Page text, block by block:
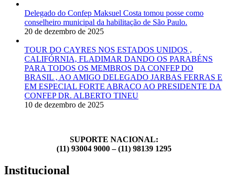
Delegado do Confep Maksuel Costa tomou posse como
conselheiro municipal da habilitação de São Paulo.
20 de dezembro de 2025
TOUR DO CAYRES NOS ESTADOS UNIDOS ,
CALIFÓRNIA, FLADIMAR DANDO OS PARABÉNS
PARA TODOS OS MEMBROS DA CONFEP DO
BRASIL , AO AMIGO DELEGADO JARBAS FERRAS E
EM ESPECIAL FORTE ABRAÇO AO PRESIDENTE DA
CONFEP DR. ALBERTO TINEU
10 de dezembro de 2025
SUPORTE NACIONAL:
(11) 93004 9000 – (11) 98139 1295
Institucional